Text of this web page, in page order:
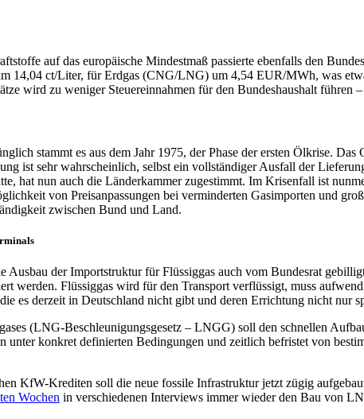
auf das europäische Mindestmaß passierte ebenfalls den
14,04 ct/Liter, für Erdgas (CNG/LNG) um 4,54 EUR/MWh, was
wird zu weniger Steuereinnahmen für den Bundeshaushalt führen
stammt es aus dem Jahr 1975, der Phase der ersten Ölkrise.
ist sehr wahrscheinlich, selbst ein vollständiger Ausfall der
hat nun auch die Länderkammer zugestimmt. Im Krisenfall ist
von Preisanpassungen bei verminderten Gasimporten und
zwischen Bund und Land.
Ausbau der Importstruktur für Flüssiggas auch vom Bundesrat
werden. Flüssiggas wird für den Transport verflüssigt, muss
es derzeit in Deutschland nicht gibt und deren Errichtung nicht nur
(LNG-Beschleunigungsgesetz – LNGG) soll den schnellen
konkret definierten Bedingungen und zeitlich befristet von
KfW-Krediten soll die neue fossile Infrastruktur jetzt zügig
Wochen in verschiedenen Interviews immer wieder den Bau von